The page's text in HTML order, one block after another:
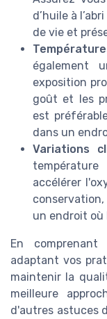
d’huile à
de vie et
également
exposition
goût et les
est
dans un
Variations
accélérer
un endroit
En
adaptant vos
maintenir la
meilleure
d'autres astuces